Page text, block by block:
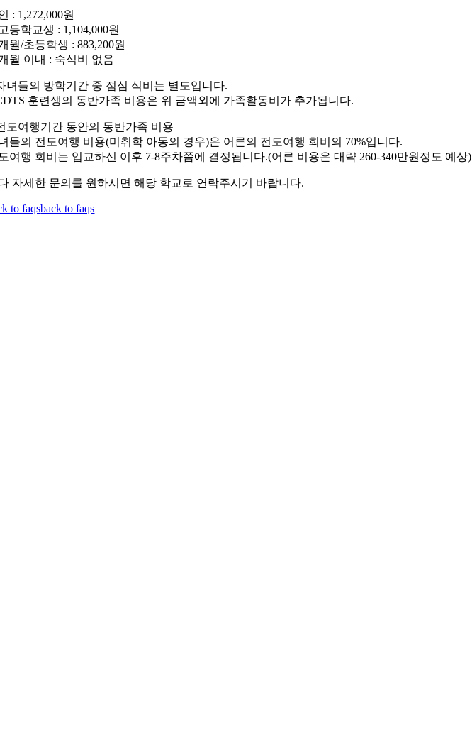
: 1,272,000원
등학교생 : 1,104,000원
월/초등학생 : 883,200원
월 이내 : 숙식비 없음
녀들의 방학기간 중 점심 식비는 별도입니다.
훈련생의 동반가족 비용은 위 금액외에 가족활동비가 추가됩니다.
도여행기간 동안의 동반가족 비용
들의 전도여행 비용(미취학 아동의 경우)은 어른의 전도여행 회비의 70%입니다.
여행 회비는 입교하신 이후 7-8주차쯤에 결정됩니다.(어른 비용은 대략 260-340만원정도 예상)
자세한 문의를 원하시면 해당 학교로 연락주시기 바랍니다.
to faqsback to faqs